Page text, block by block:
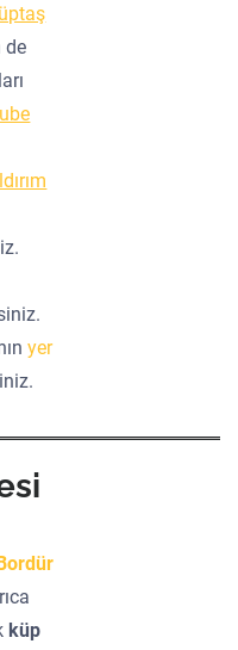
de
yer
küp